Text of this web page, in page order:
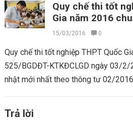
Quy chế thi tốt
Gia năm 2016
15/03/2016 0
Quy chế thi tốt nghiệp THPT Quốc
525/BGDĐT-KTKĐCLGD ngày 03/
nhật mới nhất theo thông tư 02/
Trả lời